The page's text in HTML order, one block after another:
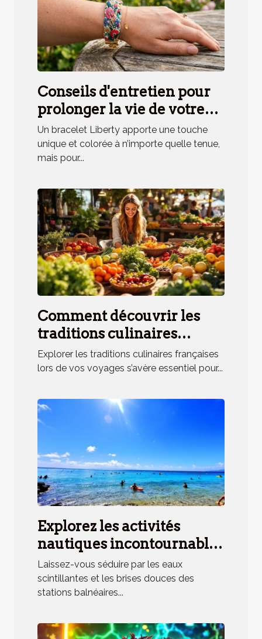
Conseils d'entretien pour
prolonger la vie de votre
bracelet Liberty
Un bracelet Liberty apporte une touche
unique et colorée à n’importe quelle tenue,
mais pour...
Comment découvrir les
traditions culinaires
françaises lors de vos
voyages ?
Explorer les traditions culinaires françaises
lors de vos voyages s’avère essentiel pour...
Explorez les activités
nautiques incontournables
en station balnéaire
méridionale
Laissez-vous séduire par les eaux
scintillantes et les brises douces des
stations balnéaires...